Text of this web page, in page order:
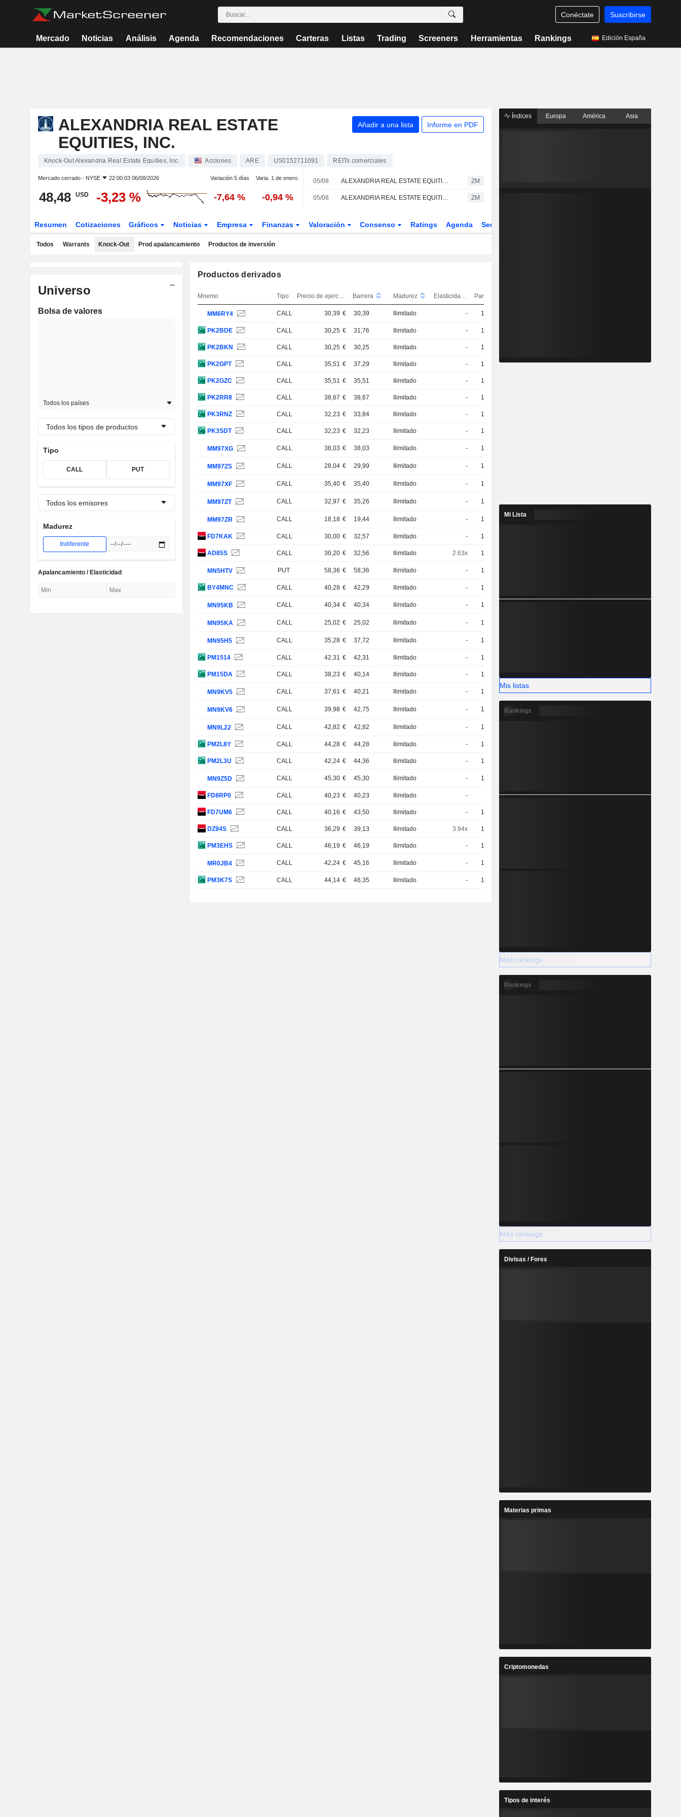
Conéctate Suscribirse
Mercado Noticias Análisis Agenda Recomendaciones Carteras Listas Trading Screeners Herramientas Rankings Edición España
ALEXANDRIA REAL ESTATE
EQUITIES, INC.
Añadir a una lista Informe en PDF
Knock-Out Alexandria Real Estate Equities, Inc. Acciones ARE US0152711091 REITs comerciales
Mercado cerrado - NYSE 22:00:03 06/08/2026 Variación 5 días Varia. 1 de enero.
48,48 USD -3,23 % -7,64 % -0,94 %
05/08 ALEXANDRIA REAL ESTATE EQUITIES, INC. : Cantor Fitzgerald permanece neutral ZM
05/08 ALEXANDRIA REAL ESTATE EQUITIES, INC. : BNP Paribas da una recomendación de venta ZM
Resumen Cotizaciones Gráficos Noticias Empresa Finanzas Valoración Consenso Ratings Agenda Sector
Todos Warrants Knock-Out Prod apalancamiento Productos de inversión
Universo
Bolsa de valores
Todos los países
Todos los tipos de productos
Tipo
CALL PUT
Todos los emisores
Madurez
Indiferente
Apalancamiento / Elasticidad
Productos derivados
Mnemo Tipo Precio de ejercicio Barrera Madurez Elasticidad Paridad
MM6RY4 CALL 30,39 € 30,39 Ilimitado - 10
PK2BDE CALL 30,25 € 31,76 Ilimitado - 10
PK2BKN CALL 30,25 € 30,25 Ilimitado - 10
PK2GPT CALL 35,51 € 37,29 Ilimitado - 10 1.18 / 1.21
PK2GZC CALL 35,51 € 35,51 Ilimitado - 10
PK2RR8 CALL 38,67 € 38,67 Ilimitado - 10
PK3RNZ CALL 32,23 € 33,84 Ilimitado - 10
PK3SDT CALL 32,23 € 32,23 Ilimitado - 10
MM97XG CALL 38,03 € 38,03 Ilimitado - 10
MM97ZS CALL 28,04 € 29,99 Ilimitado - 10
MM97XF CALL 35,40 € 35,40 Ilimitado - 10
MM97ZT CALL 32,97 € 35,26 Ilimitado - 10
MM97ZR CALL 18,18 € 19,44 Ilimitado - 10
FD7KAK CALL 30,00 € 32,57 Ilimitado - 10
AD85S CALL 30,20 € 32,56 Ilimitado 2.63x 10
MN5HTV PUT 58,36 € 58,36 Ilimitado - 10
BY4MNC CALL 40,28 € 42,29 Ilimitado - 10
MN95KB CALL 40,34 € 40,34 Ilimitado - 10
MN95KA CALL 25,02 € 25,02 Ilimitado - 10
MN95H5 CALL 35,28 € 37,72 Ilimitado - 10
PM1514 CALL 42,31 € 42,31 Ilimitado - 10
PM15DA CALL 38,23 € 40,14 Ilimitado - 10
MN9KV5 CALL 37,61 € 40,21 Ilimitado - 10 1,070EUR
MN9KV6 CALL 39,98 € 42,75 Ilimitado - 10 0,8600
MN9L22 CALL 42,82 € 42,82 Ilimitado - 10
PM2L8Y CALL 44,28 € 44,28 Ilimitado - 10
PM2L3U CALL 42,24 € 44,36 Ilimitado - 10
MN9Z5D CALL 45,30 € 45,30 Ilimitado - 10
FD8RP0 CALL 40,23 € 40,23 Ilimitado - 1.52 / 1.54
FD7UM6 CALL 40,16 € 43,50 Ilimitado - 10
DZ94S CALL 36,29 € 39,13 Ilimitado 3.94x 10
PM3EHS CALL 46,19 € 46,19 Ilimitado - 10
MR0JB4 CALL 42,24 € 45,16 Ilimitado - 10
PM3K7S CALL 44,14 € 46,35 Ilimitado - 10
Índices Europa América Asia
Mi Lista
Mis listas
Rankings
Más rankings
Rankings
Más rankings
Divisas / Forex
Materias primas
Criptomonedas
Tipos de interés